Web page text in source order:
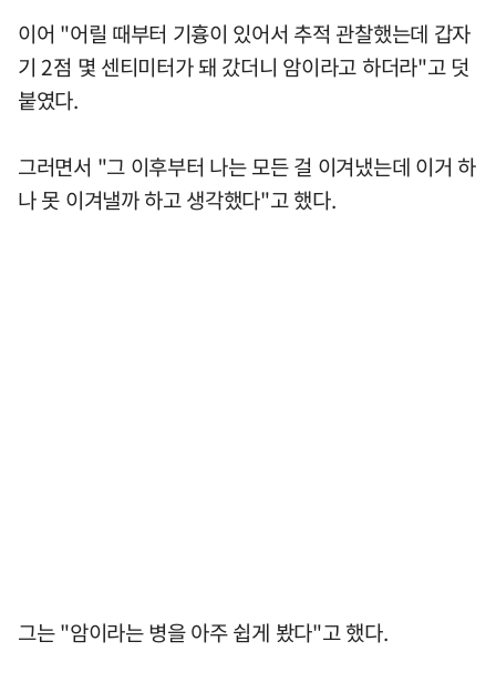
이어 "어릴 때부터 기흉이 있어서 추적 관찰했는데 갑자
기 2점 몇 센티미터가 돼 갔더니 암이라고 하더라"고 덧
붙였다.
그러면서 "그 이후부터 나는 모든 걸 이겨냈는데 이거 하
나 못 이겨낼까 하고 생각했다"고 했다.
그는 "암이라는 병을 아주 쉽게 봤다"고 했다.